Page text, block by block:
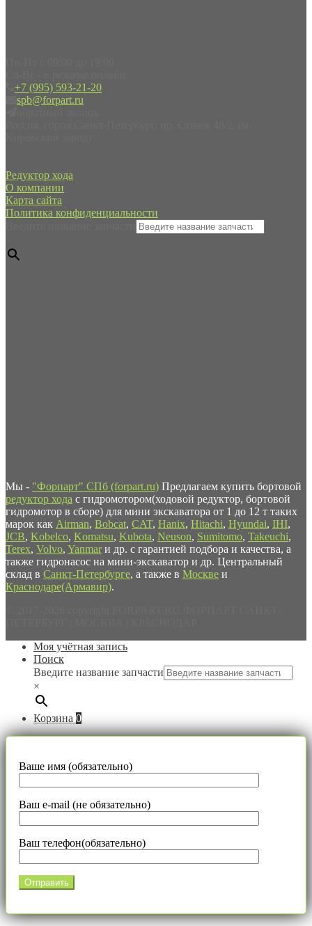
+7 (995) 593-21-20
spb@forpart.ru
Редуктор хода
О компании
Карта сайта
Политика конфиденциальности
Мы - "Форпарт" СПб (forpart.ru) Предлагаем купить бортовой
редуктор хода с гидромотором(ходовой редуктор, бортовой
гидромотор в сборе) для мини экскаватора от 1 до 12 т таких
марок как Airman, Bobcat, CAT, Hanix, Hitachi, Hyundai, IHI,
JCB, Kobelco, Komatsu, Kubota, Neuson, Sumitomo, Takeuchi,
Terex, Volvo, Yanmar и др. с гарантией подбора и качества, а
также гидронасос на мини-экскаватор и др. Центральный
склад в Санкт-Петербурге, а также в Москве и
Краснодаре(Армавир).
Моя учётная запись
Поиск
Введите название запчасти
×
Корзина 0
Ваше имя (обязательно)
Ваш e-mail (не обязательно)
Ваш телефон(обязательно)